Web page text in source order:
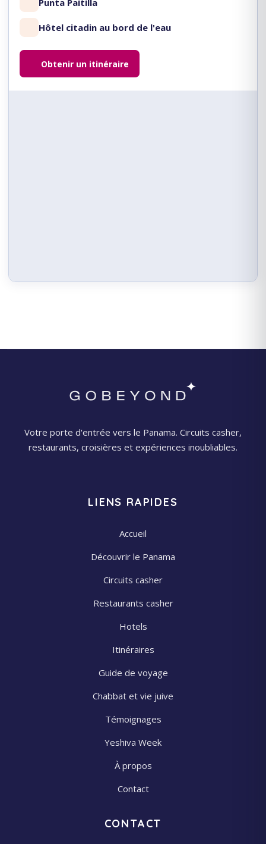
Hôtel citadin au bord de l'eau
Obtenir un itinéraire
Votre porte d'entrée vers le Panama. Circuits casher,
restaurants, croisières et expériences inoubliables.
LIENS RAPIDES
Accueil
Découvrir le Panama
Circuits casher
Restaurants casher
Hotels
Itinéraires
Guide de voyage
Chabbat et vie juive
Témoignages
Yeshiva Week
À propos
Contact
CONTACT